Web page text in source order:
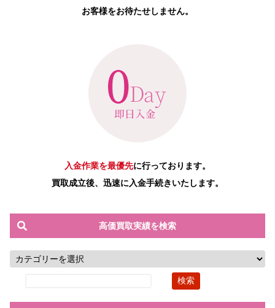
お客様をお待たせしません。
入金作業を最優先に行っております。
買取成立後、迅速に入金手続きいたします。
高価買取実績を検索